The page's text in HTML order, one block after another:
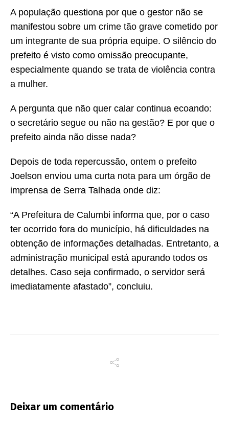
A população questiona por que o gestor não se
manifestou sobre um crime tão grave cometido por
um integrante de sua própria equipe. O silêncio do
prefeito é visto como omissão preocupante,
especialmente quando se trata de violência contra
a mulher.
A pergunta que não quer calar continua ecoando:
o secretário segue ou não na gestão? E por que o
prefeito ainda não disse nada?
Depois de toda repercussão, ontem o prefeito
Joelson enviou uma curta nota para um órgão de
imprensa de Serra Talhada onde diz:
“A Prefeitura de Calumbi informa que, por o caso
ter ocorrido fora do município, há dificuldades na
obtenção de informações detalhadas. Entretanto, a
administração municipal está apurando todos os
detalhes. Caso seja confirmado, o servidor será
imediatamente afastado”, concluiu.
Deixar um comentário